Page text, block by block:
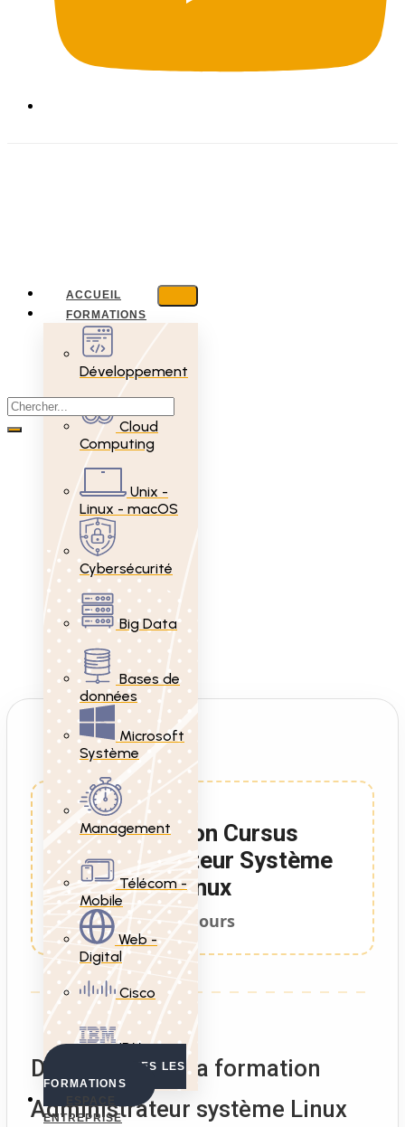
ACCUEIL
FORMATIONS
Développement
Cloud
Computing
Unix -
Linux - macOS
Cybersécurité
Big Data
Bases de
données
Microsoft
Système
Management
Télécom -
Mobile
Web -
Digital
Cisco
IBM
VOIR TOUTES LES
FORMATIONS
ENTREPRISE
Formation Cursus
Administrateur Système
Linux
27 Jours
Description de la formation
Administrateur système Linux